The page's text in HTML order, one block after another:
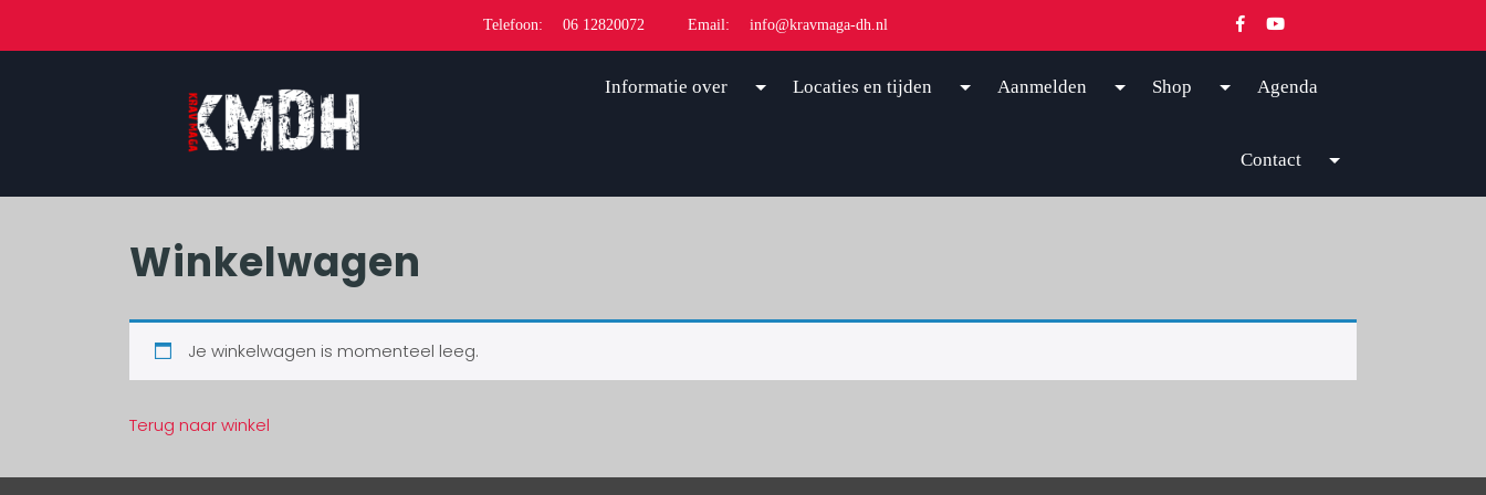
Telefoon: 06 12820072 Email: info@kravmaga-dh.nl
Informatie over Locaties en tijden Aanmelden Shop Agenda
Contact
Winkelwagen
Je winkelwagen is momenteel leeg.
Terug naar winkel